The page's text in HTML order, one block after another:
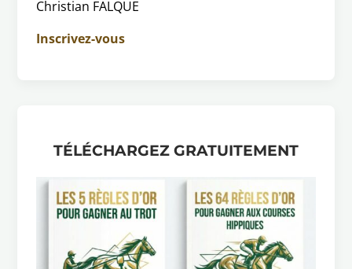
Christian FALQUE
Inscrivez-vous
TÉLÉCHARGEZ GRATUITEMENT